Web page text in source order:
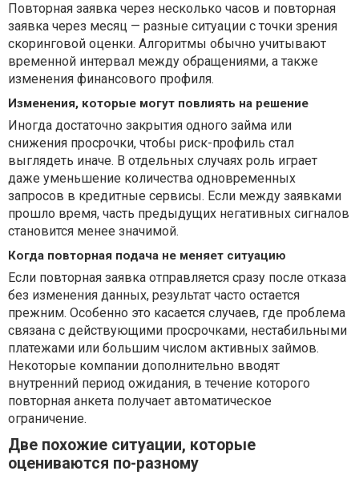
Повторная заявка через несколько часов и повторная
заявка через месяц — разные ситуации с точки зрения
скоринговой оценки. Алгоритмы обычно учитывают
временной интервал между обращениями, а также
изменения финансового профиля.
Изменения, которые могут повлиять на решение
Иногда достаточно закрытия одного займа или
снижения просрочки, чтобы риск-профиль стал
выглядеть иначе. В отдельных случаях роль играет
даже уменьшение количества одновременных
запросов в кредитные сервисы. Если между заявками
прошло время, часть предыдущих негативных сигналов
становится менее значимой.
Когда повторная подача не меняет ситуацию
Если повторная заявка отправляется сразу после отказа
без изменения данных, результат часто остается
прежним. Особенно это касается случаев, где проблема
связана с действующими просрочками, нестабильными
платежами или большим числом активных займов.
Некоторые компании дополнительно вводят
внутренний период ожидания, в течение которого
повторная анкета получает автоматическое
ограничение.
Две похожие ситуации, которые
оцениваются по-разному